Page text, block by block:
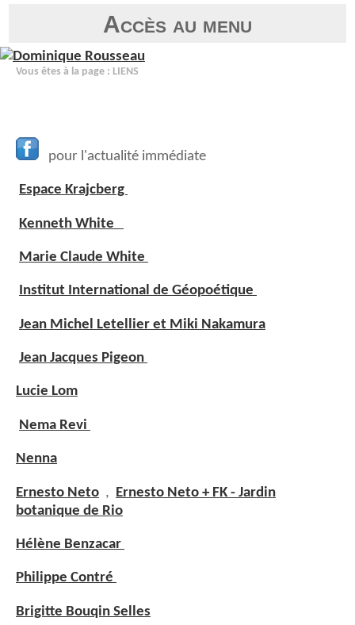
Accès au menu
Vous êtes à la page : LIENS
pour l'actualité immédiate
Espace Krajcberg
Kenneth White
Marie Claude White
Institut International de Géopoétique
Jean Michel Letellier et Miki Nakamura
Jean Jacques Pigeon
Lucie Lom
Nema Revi
Nenna
Ernesto Neto ,
Ernesto Neto + FK - Jardin
botanique de Rio
Hélène Benzacar
Philippe Contré
Brigitte Bouqin Selles